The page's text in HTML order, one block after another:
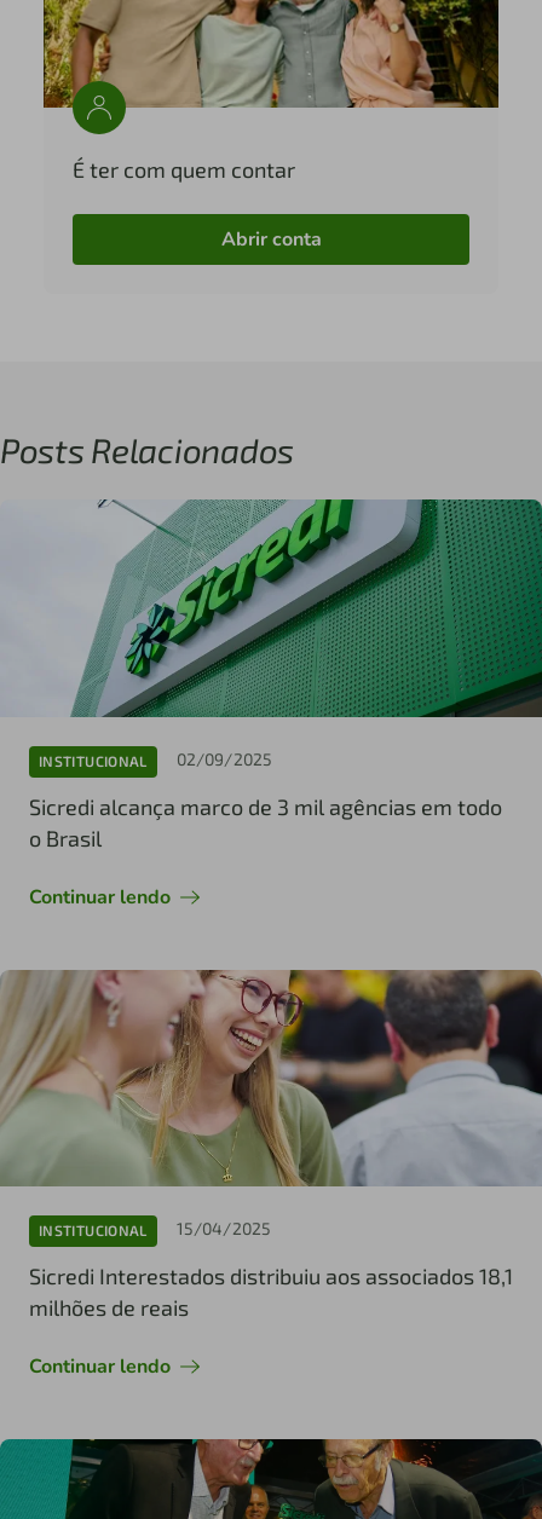
É ter com quem contar
Abrir conta
Posts Relacionados
INSTITUCIONAL 02/09/2025
Sicredi alcança marco de 3 mil agências em todo
o Brasil
Continuar lendo
INSTITUCIONAL 15/04/2025
Sicredi Interestados distribuiu aos associados 18,1
milhões de reais
Continuar lendo